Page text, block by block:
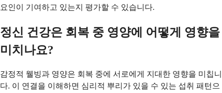
요인이 기여하고 있는지 평가할 수 있습니다.
정신 건강은 회복 중 영양에 어떻게 영향을
미치나요?
감정적 웰빙과 영양은 회복 중에 서로에게 지대한 영향을 미칩니
다. 이 연결을 이해하면 심리적 뿌리가 있을 수 있는 섭취 패턴으